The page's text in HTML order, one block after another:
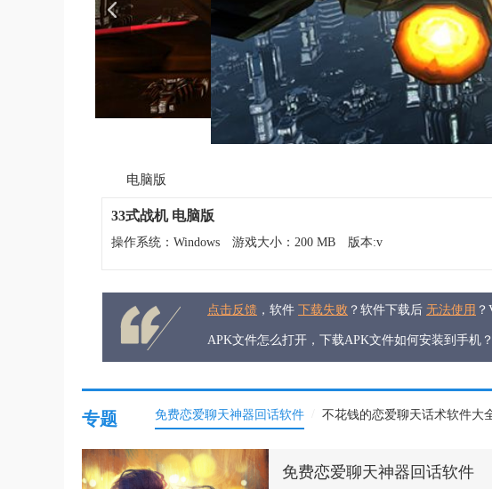
电脑版
33式战机 电脑版
操作系统：Windows 游戏大小：200 MB 版本:v
点击反馈 ，软件 下载失败 ？软件下载后 无法使用
APK文件怎么打开，下载APK文件如何安装到手机
专题 免费恋爱聊天神器回话软件 不花钱的恋爱聊天话术软件大
免费恋爱聊天神器回话软件